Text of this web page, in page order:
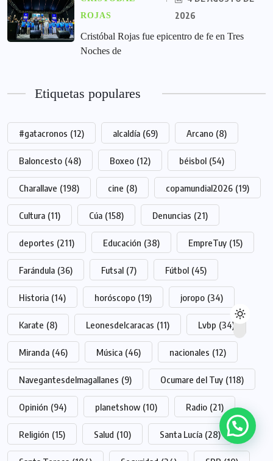
ROJAS
2026
Cristóbal Rojas fue epicentro de fe en Tres
Noches de
Etiquetas populares
#gatacronos (12) alcaldía (69) Arcano (8)
Baloncesto (48) Boxeo (12) béisbol (54)
Charallave (198) cine (8) copamundial2026 (19)
Cultura (11) Cúa (158) Denuncias (21)
deportes (211) Educación (38) EmpreTuy (15)
Farándula (36) Futsal (7) Fútbol (45)
Historia (14) horóscopo (19) joropo (34)
Karate (8) Leonesdelcaracas (11) Lvbp (34)
Miranda (46) Música (46) nacionales (12)
Navegantesdelmagallanes (9) Ocumare del Tuy (118)
Opinión (94) planetshow (10) Radio (21)
Religión (15) Salud (10) Santa Lucía (28)